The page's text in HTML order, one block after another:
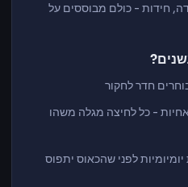
חידות - כולם מבוססים על
חדרלחקור
- כללחיצה מגלה משהו
יומיומיות לפני שהכאוס יתפוס